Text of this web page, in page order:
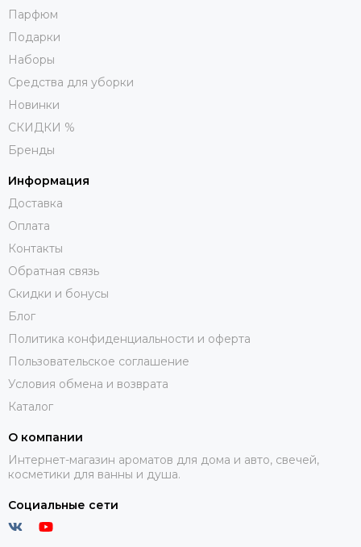
Парфюм
Подарки
Наборы
Средства для уборки
Новинки
СКИДКИ %
Бренды
Информация
Доставка
Оплата
Контакты
Обратная связь
Скидки и бонусы
Блог
Политика конфиденциальности и оферта
Пользовательское соглашение
Условия обмена и возврата
Каталог
О компании
Интернет-магазин ароматов для дома и авто, свечей,
косметики для ванны и душа.
Социальные сети